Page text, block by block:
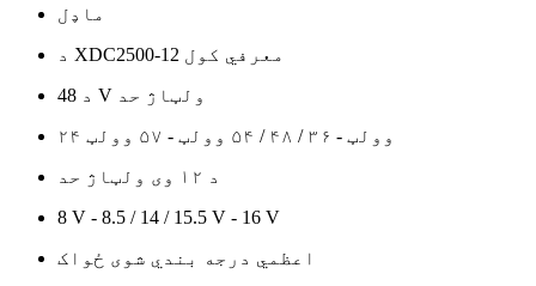
ماډل
د XDC2500-12 معرفي کول
د 48 V ولټاژ حد
۲۴ وولټ - ۳۶ / ۴۸ / ۵۴ وولټ - ۵۷ وولټ
د ۱۲ وی ولټاژ حد
8 V - 8.5 / 14 / 15.5 V - 16 V
اعظمي درجه بندي شوی ځواک